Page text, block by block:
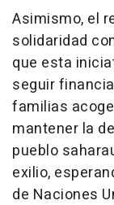
Asimismo, el
solidaridad
que esta
seguir
familias
mantener la
pueblo
exilio,
de Naciones